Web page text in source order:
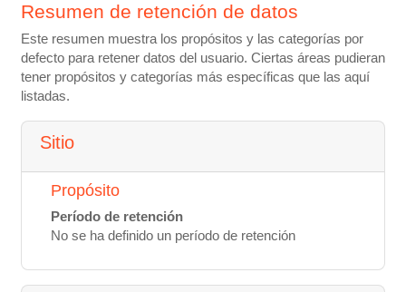
Resumen de retención de datos
Este resumen muestra los propósitos y las categorías por
defecto para retener datos del usuario. Ciertas áreas pudieran
tener propósitos y categorías más específicas que las aquí
listadas.
Sitio
Propósito
Período de retención
No se ha definido un período de retención